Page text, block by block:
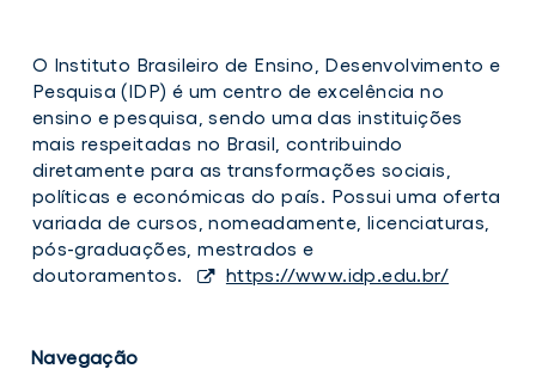
O Instituto Brasileiro de Ensino, Desenvolvimento e
Pesquisa (IDP) é um centro de excelência no
ensino e pesquisa, sendo uma das instituições
mais respeitadas no Brasil, contribuindo
diretamente para as transformações sociais,
políticas e económicas do país. Possui uma oferta
variada de cursos, nomeadamente, licenciaturas,
pós-graduações, mestrados e
doutoramentos.
https://www.idp.edu.br/
Navegação